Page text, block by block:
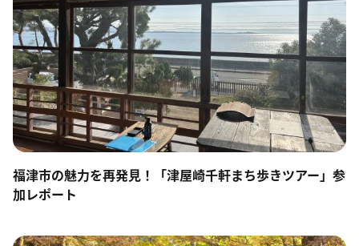
福津市の魅力を再発見！「津屋崎千軒まち歩きツアー」参
加レポート